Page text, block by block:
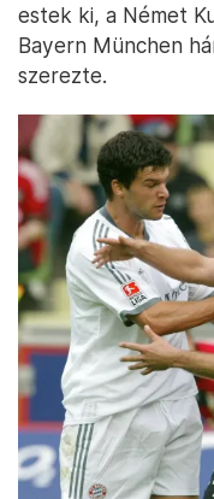
estek ki, a Német
Bayern München
szerezte.